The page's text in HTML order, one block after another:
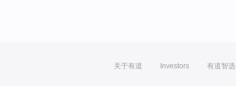
关于有道 Investors 有道智选